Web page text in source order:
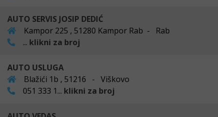
AUTO SERVIS JOSIP DEDIĆ
Kampor 225 , 51280 Kampor Rab - Rab
... klikni za broj
AUTO USLUGA
Blažići 1b , 51216 - Viškovo
051 333 1... klikni za broj